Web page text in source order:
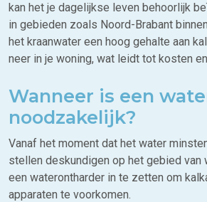
kan het je dagelijkse leven behoorlijk
in gebieden zoals Noord-Brabant
het kraanwater een hoog gehalte aan
neer in je woning, wat leidt tot kosten
Wanneer is een
noodzakelijk?
Vanaf het moment dat het water
stellen deskundigen op het gebied van
een waterontharder in te zetten om
apparaten te voorkomen.